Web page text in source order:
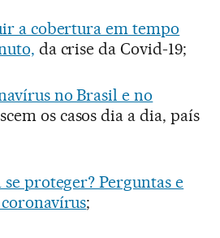
a cobertura em tempo
da crise da Covid-19;
no Brasil e no
os casos dia a dia, país
proteger? Perguntas e
;